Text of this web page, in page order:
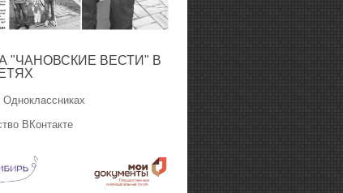
"ЧАНОВСКИЕ ВЕСТИ" В
Одноклассниках
ВКонтакте